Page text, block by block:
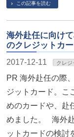
この記事を読む
海外赴任に向け
のクレジットカ
2017-12-11 クレ
PR 海外赴任の際
ジットカード。こ
めのカードや、赴
めました。 海外
ットカードの検討